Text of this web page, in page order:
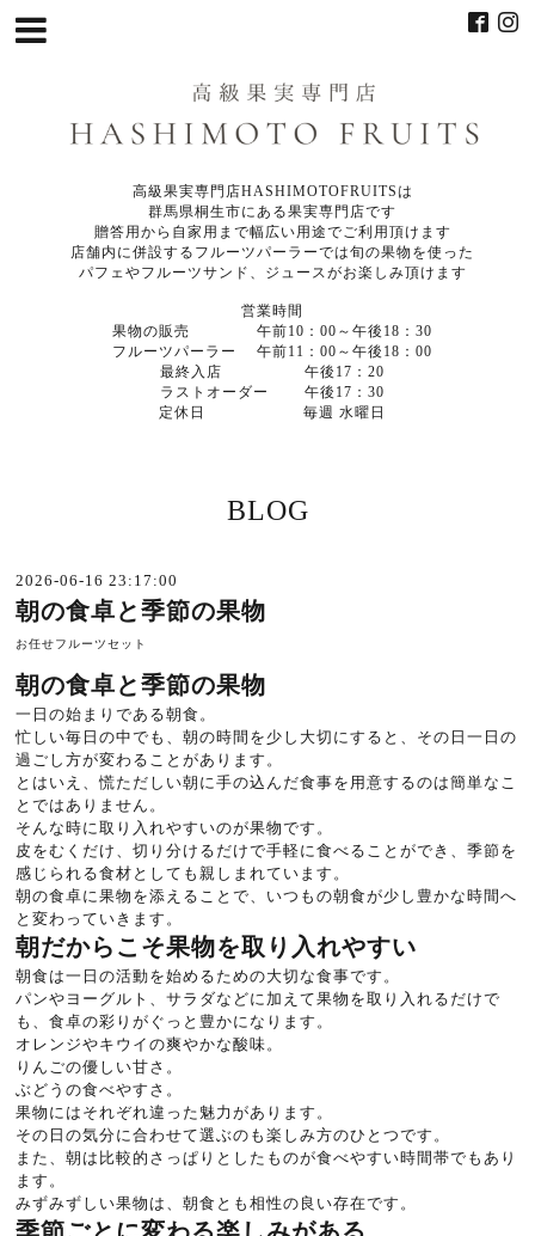
高級果実専門店HASHIMOTOFRUITSは
群馬県桐生市にある果実専門店です
贈答用から自家用まで幅広い用途でご利用頂けます
店舗内に併設するフルーツパーラーでは旬の果物を使った
パフェやフルーツサンド、ジュースがお楽しみ頂けます
営業時間
果物の販売 午前10：00～午後18：30
フルーツパーラー 午前11：00～午後18：00
最終入店 午後17：20
ラストオーダー 午後17：30
定休日 毎週 水曜日
BLOG
2026-06-16 23:17:00
朝の食卓と季節の果物
お任せフルーツセット
朝の食卓と季節の果物
一日の始まりである朝食。
忙しい毎日の中でも、朝の時間を少し大切にすると、その日一日の
過ごし方が変わることがあります。
とはいえ、慌ただしい朝に手の込んだ食事を用意するのは簡単なこ
とではありません。
そんな時に取り入れやすいのが果物です。
皮をむくだけ、切り分けるだけで手軽に食べることができ、季節を
感じられる食材としても親しまれています。
朝の食卓に果物を添えることで、いつもの朝食が少し豊かな時間へ
と変わっていきます。
朝だからこそ果物を取り入れやすい
朝食は一日の活動を始めるための大切な食事です。
パンやヨーグルト、サラダなどに加えて果物を取り入れるだけで
も、食卓の彩りがぐっと豊かになります。
オレンジやキウイの爽やかな酸味。
りんごの優しい甘さ。
ぶどうの食べやすさ。
果物にはそれぞれ違った魅力があります。
その日の気分に合わせて選ぶのも楽しみ方のひとつです。
また、朝は比較的さっぱりとしたものが食べやすい時間帯でもあり
ます。
みずみずしい果物は、朝食とも相性の良い存在です。